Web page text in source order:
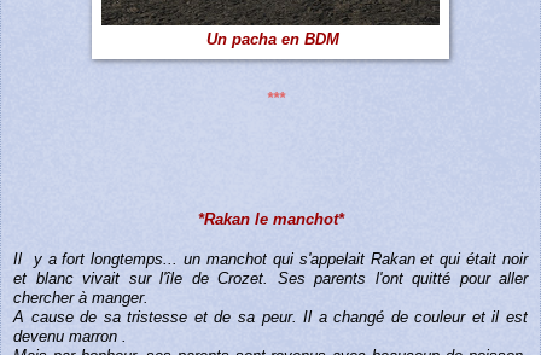
Un pacha en BDM
***
*Rakan le manchot*
Il
y a fort longtemps... un manchot qui s'appelait Rakan et qui était noir
et blanc vivait sur l'île de Crozet. Ses parents l'ont quitté pour aller
chercher à manger.
A cause de sa tristesse et de sa peur. Il a changé de couleur et il est
devenu marron .